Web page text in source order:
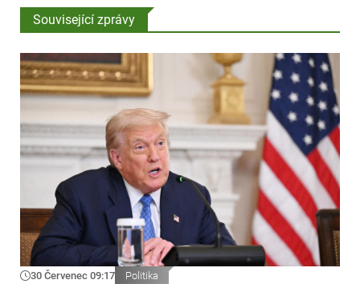
Související zprávy
30 Červenec 09:17 Politika